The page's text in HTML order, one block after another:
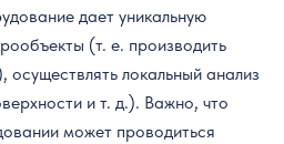
дает уникальную
(т. е. производить
осуществлять локальный анализ
и т. д.). Важно, что
может проводиться